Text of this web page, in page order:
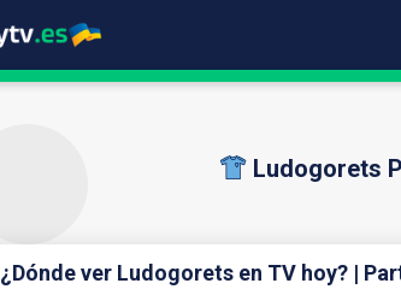
Ludogorets
¿Dónde ver Ludogorets en TV hoy? |